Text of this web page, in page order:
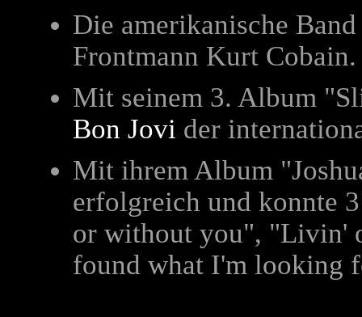
Die amerikanische
Frontmann Kurt Cobain.
Mit seinem 3. Album
Bon Jovi der
Mit ihrem Album
erfolgreich und konnte
or without you", "Livin'
found what I'm looking